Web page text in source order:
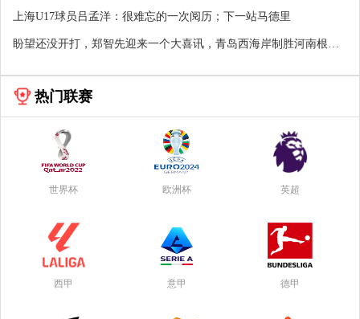
上海U17球员吕孟洋：很难忘的一次阅历；下一站马德里
盼望还没开打，郑智先迎来一个大喜讯，青岛西海岸制胜河南根本
热门联赛
世界杯 欧洲杯 英超
西甲 意甲 德甲